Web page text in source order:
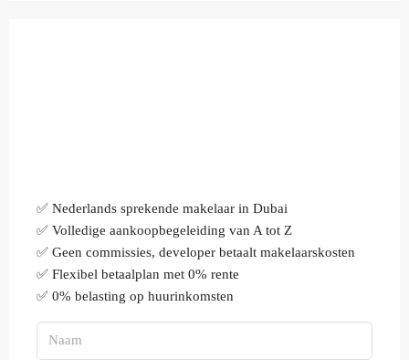
✅ Nederlands sprekende makelaar in Dubai
✅ Volledige aankoopbegeleiding van A tot Z
✅ Geen commissies, developer betaalt makelaarskosten
✅ Flexibel betaalplan met 0% rente
✅ 0% belasting op huurinkomsten